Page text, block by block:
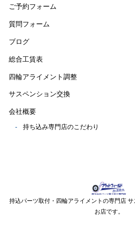
ご予約フォーム
質問フォーム
ブログ
総合工賃表
四輪アライメント調整
サスペンション交換
会社概要
持ち込み専門店のこだわり
持込パーツ取付・四輪アライメントの専門店
お店です。